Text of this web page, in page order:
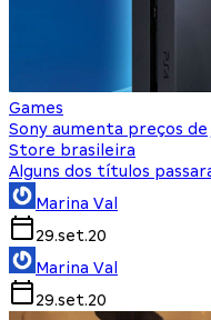
Games
Sony aumenta preços
Store brasileira
Alguns dos títulos
Marina Val
29.set.20
Marina Val
29.set.20